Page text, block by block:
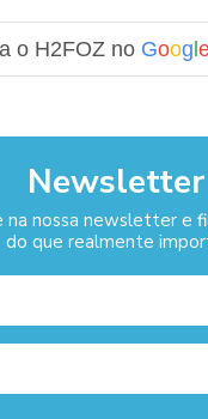
o H2FOZ no Goog
Newsletter
na nossa newsletter e
do que realmente